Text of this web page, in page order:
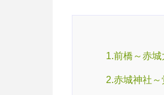
1.前橋～赤城
2.赤城神社